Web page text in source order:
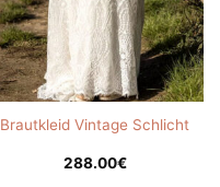
Brautkleid Vintage Schlicht
288.00€